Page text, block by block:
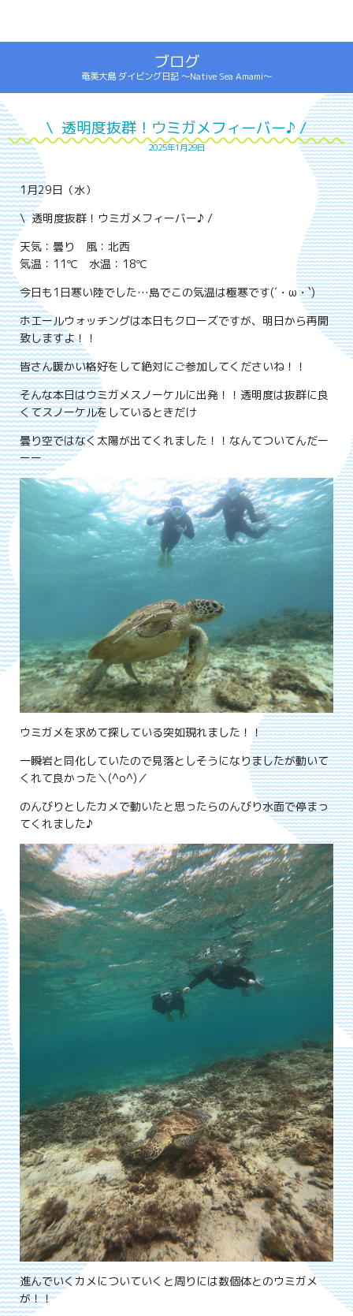
ブログ
奄美大島 ダイビング日記 ～Native Sea Amami～
\ 透明度抜群！ウミガメフィーバー♪ /
2025年1月29日
1月29日（水）
\ 透明度抜群！ウミガメフィーバー♪ /
天気：曇り 風：北西
気温：11℃ 水温：18℃
今日も1日寒い陸でした…島でこの気温は極寒です(´・ω・`)
ホエールウォッチングは本日もクローズですが、明日から再開
致しますよ！！
皆さん暖かい格好をして絶対にご参加してくださいね！！
そんな本日はウミガメスノーケルに出発！！透明度は抜群に良
くてスノーケルをしているときだけ
曇り空ではなく太陽が出てくれました！！なんてついてんだー
ーー
ウミガメを求めて探している突如現れました！！
一瞬岩と同化していたので見落としそうになりましたが動いて
くれて良かった＼(^o^)／
のんびりとしたカメで動いたと思ったらのんびり水面で停まっ
てくれました♪
進んでいくカメについていくと周りには数個体とのウミガメ
が！！